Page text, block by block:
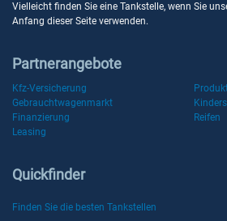
Vielleicht finden Sie eine Tankstelle, wenn Sie
Anfang dieser Seite verwenden.
Partnerangebote
Kfz-Versicherung
Gebrauchtwagenmarkt
Finanzierung
Reifen
Leasing
Quickfinder
Finden Sie die besten Tankstellen